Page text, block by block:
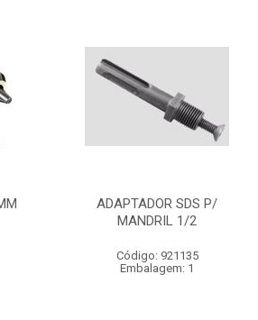
ADAPTADOR SDS P/
MANDRIL 1/2
Código: 921135
Embalagem: 1